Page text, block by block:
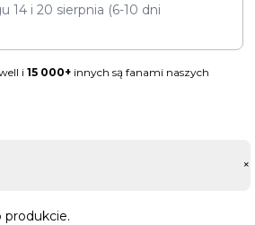
14 i 20 sierpnia (6-10 dni
i 15 000+ innych są fanami naszych
+
produkcie.